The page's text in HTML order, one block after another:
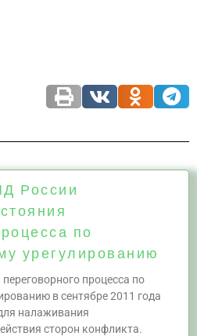
России
по
урегулированию
процесса по
в сентябре 2011 года
налаживания
сторон конфликта.